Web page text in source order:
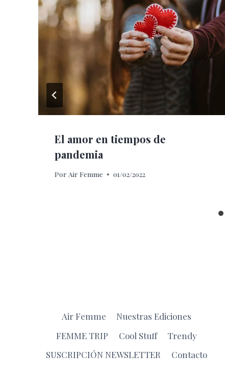
El amor en tiempos de
pandemia
Por Air Femme 01/02/2022
Air Femme
Nuestras Ediciones
FEMME TRIP
Cool Stuff
Trendy
SUSCRIPCIÓN NEWSLETTER
Contacto